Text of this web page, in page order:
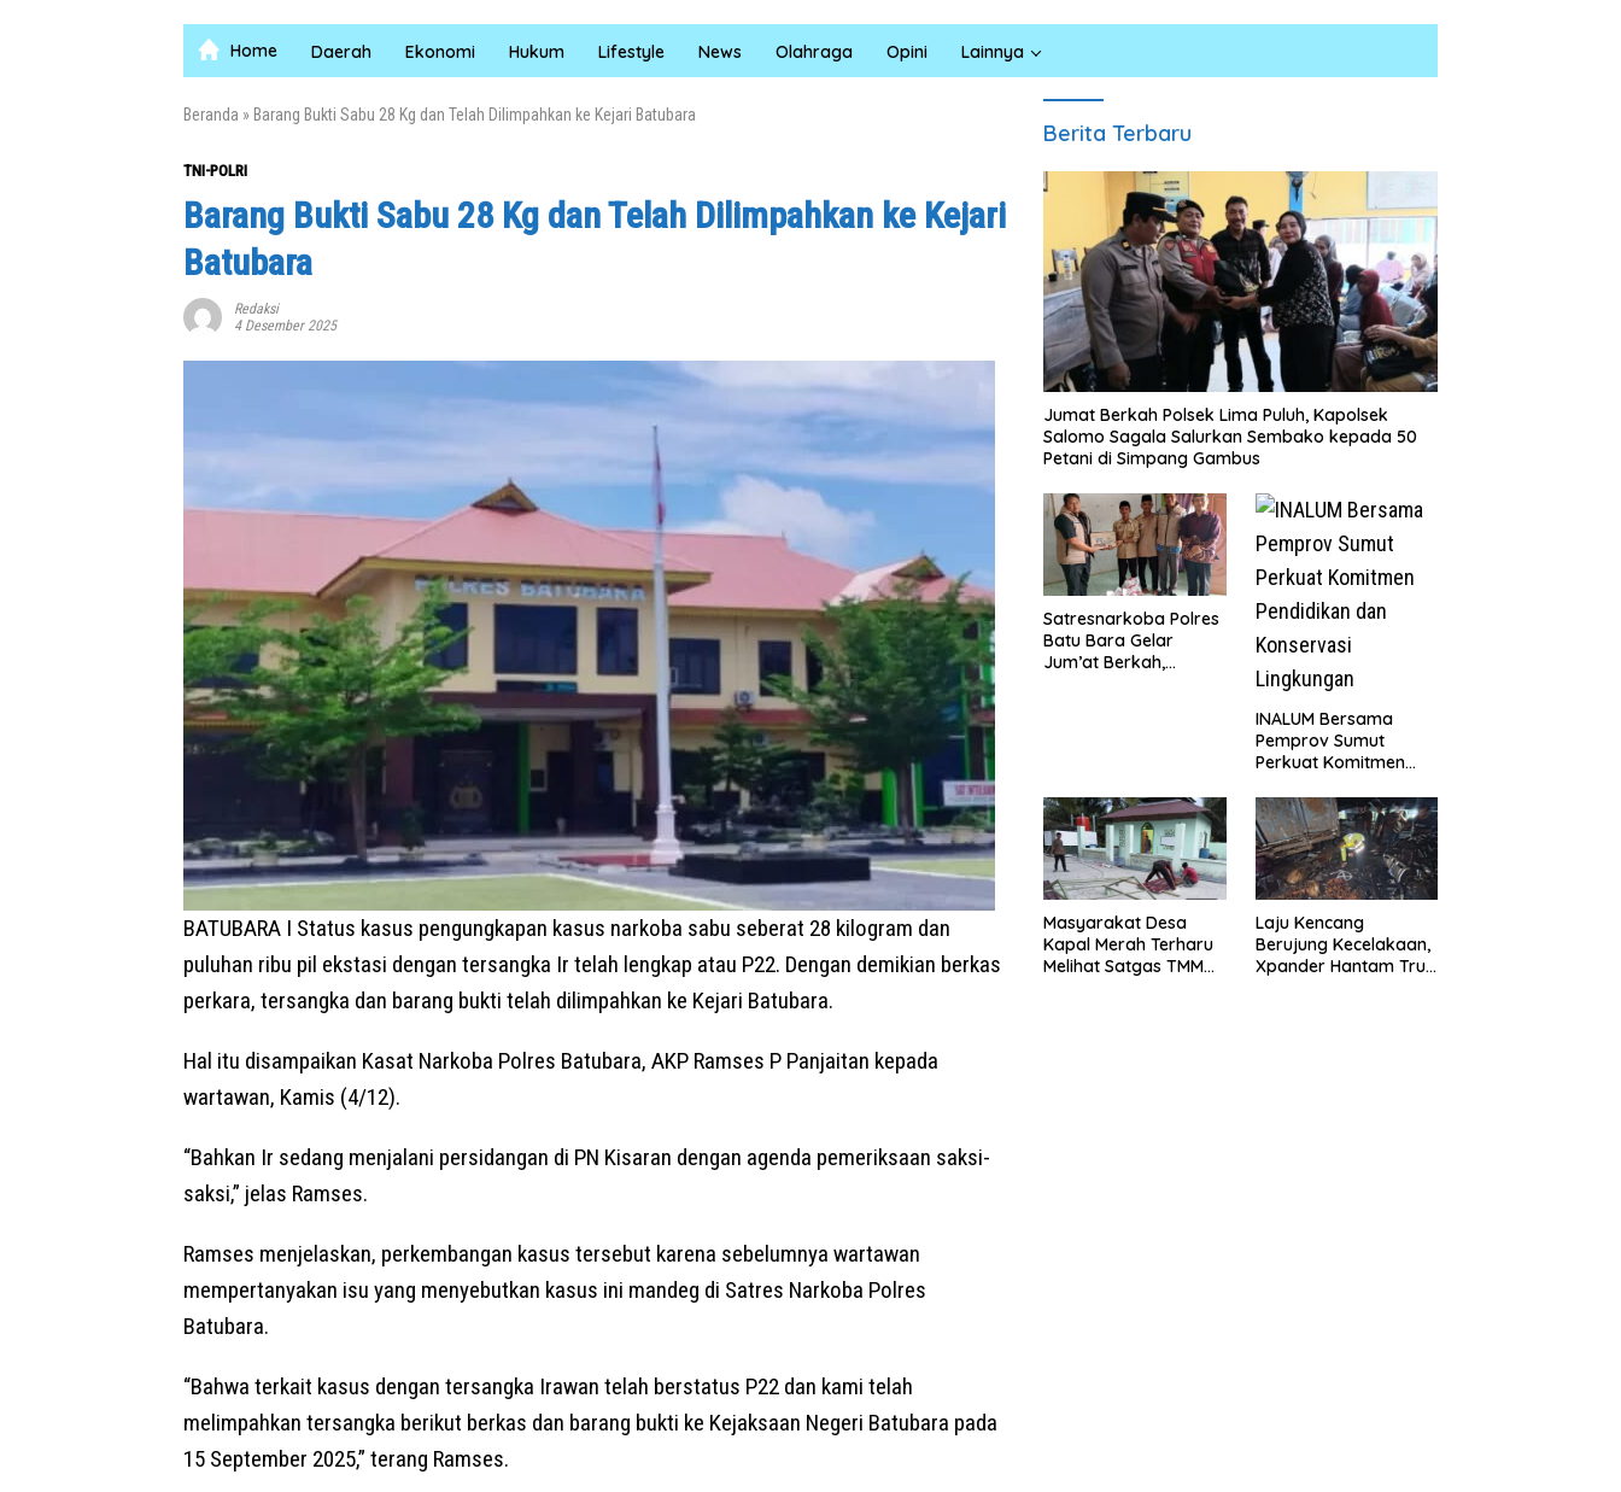
Home Daerah Ekonomi Hukum Lifestyle News Olahraga Opini Lainnya
Beranda » Barang Bukti Sabu 28 Kg dan Telah Dilimpahkan ke Kejari Batubara
TNI-POLRI
Barang Bukti Sabu 28 Kg dan Telah Dilimpahkan ke Kejari
Batubara
Redaksi
4 Desember 2025
BATUBARA I Status kasus pengungkapan kasus narkoba sabu seberat 28 kilogram dan
puluhan ribu pil ekstasi dengan tersangka Ir telah lengkap atau P22. Dengan demikian berkas
perkara, tersangka dan barang bukti telah dilimpahkan ke Kejari Batubara.
Hal itu disampaikan Kasat Narkoba Polres Batubara, AKP Ramses P Panjaitan kepada
wartawan, Kamis (4/12).
“Bahkan Ir sedang menjalani persidangan di PN Kisaran dengan agenda pemeriksaan saksi-
saksi,” jelas Ramses.
Ramses menjelaskan, perkembangan kasus tersebut karena sebelumnya wartawan
mempertanyakan isu yang menyebutkan kasus ini mandeg di Satres Narkoba Polres
Batubara.
“Bahwa terkait kasus dengan tersangka Irawan telah berstatus P22 dan kami telah
melimpahkan tersangka berikut berkas dan barang bukti ke Kejaksaan Negeri Batubara pada
15 September 2025,” terang Ramses.
Berita Terbaru
Jumat Berkah Polsek Lima Puluh, Kapolsek
Salomo Sagala Salurkan Sembako kepada 50
Petani di Simpang Gambus
Satresnarkoba Polres
Batu Bara Gelar
Jum’at Berkah,
INALUM Bersama
Pemprov Sumut
Perkuat Komitmen
Konservasi
Lingkungan
Masyarakat Desa
Kapal Merah Terharu
Melihat Satgas TMMD
Laju Kencang
Berujung Kecelakaan,
Xpander Hantam Truk